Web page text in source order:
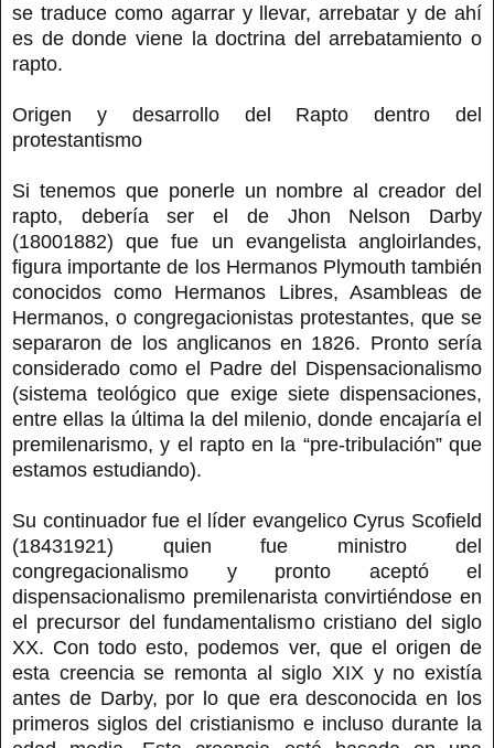
se traduce como agarrar y llevar, arrebatar y de ahí
es de donde viene la doctrina del arrebatamiento o
rapto.
Origen y desarrollo del Rapto dentro del
protestantismo
Si tenemos que ponerle un nombre al creador del
rapto, debería ser el de Jhon Nelson Darby
(18001882) que fue un evangelista angloirlandes,
figura importante de los Hermanos Plymouth también
conocidos como Hermanos Libres, Asambleas de
Hermanos, o congregacionistas protestantes, que se
separaron de los anglicanos en 1826. Pronto sería
considerado como el Padre del Dispensacionalismo
(sistema teológico que exige siete dispensaciones,
entre ellas la última la del milenio, donde encajaría el
premilenarismo, y el rapto en la “pre-tribulación” que
estamos estudiando).
Su continuador fue el líder evangelico Cyrus Scofield
(18431921) quien fue ministro del
congregacionalismo y pronto aceptó el
dispensacionalismo premilenarista convirtiéndose en
el precursor del fundamentalismo cristiano del siglo
XX. Con todo esto, podemos ver, que el origen de
esta creencia se remonta al siglo XIX y no existía
antes de Darby, por lo que era desconocida en los
primeros siglos del cristianismo e incluso durante la